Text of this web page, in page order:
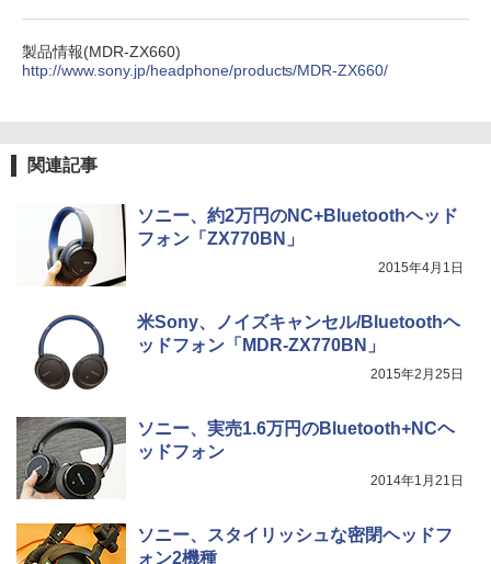
製品情報(MDR-ZX660)
http://www.sony.jp/headphone/products/MDR-ZX660/
関連記事
ソニー、約2万円のNC+Bluetoothヘッド
フォン「ZX770BN」
2015年4月1日
米Sony、ノイズキャンセル/Bluetoothヘ
ッドフォン「MDR-ZX770BN」
2015年2月25日
ソニー、実売1.6万円のBluetooth+NCヘ
ッドフォン
2014年1月21日
ソニー、スタイリッシュな密閉ヘッドフ
ォン2機種